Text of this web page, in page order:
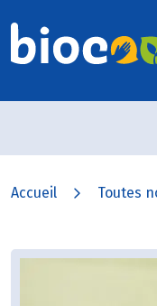
Accueil Toutes